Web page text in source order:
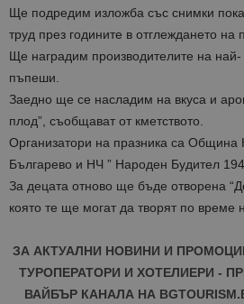
Ще подредим изложба със снимки
труд през годините в отглеждането на
Ще наградим производителите на най-
пъпеши.
Заедно ще се насладим на вкуса и
плод”, съобщават от кметството.
Организатори на празника са Община
Българево и НЧ ” Народен Будител
За децата отново ще бъде отворена
която те ще могат да творят по време
ЗА АКТУАЛНИ НОВИНИ И
ТУРОПЕРАТОРИ И ХОТЕЛИЕРИ -
ВАЙБЪР КАНАЛА НА